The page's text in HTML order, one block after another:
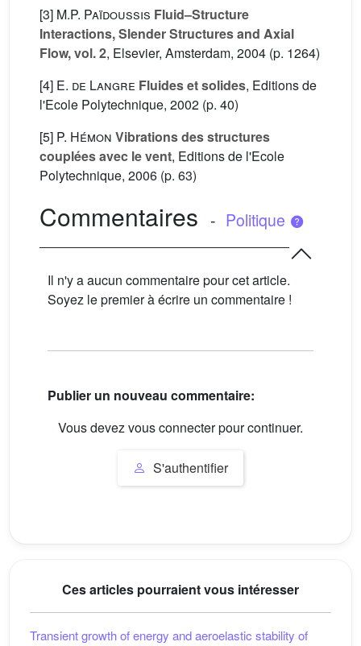
[3] M.P. Païdoussis Fluid–Structure
Interactions, Slender Structures and Axial
Flow, vol. 2, Elsevier, Amsterdam, 2004 (p. 1264)
[4] E. de Langre Fluides et solides, Editions de
l'Ecole Polytechnique, 2002 (p. 40)
[5] P. Hémon Vibrations des structures
couplées avec le vent, Editions de l'Ecole
Polytechnique, 2006 (p. 63)
Commentaires - Politique
Il n'y a aucun commentaire pour cet article.
Soyez le premier à écrire un commentaire !
Publier un nouveau commentaire:
Vous devez vous connecter pour continuer.
S'authentifier
Ces articles pourraient vous intéresser
Transient growth of energy and aeroelastic stability of